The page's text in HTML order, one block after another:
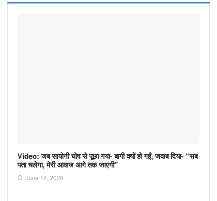
Video: जब सायोनी घोष से पूछा गया- बागी क्यों हो गईं, जवाब दिया- “सब
पता चलेगा, मेरी आवाज आगे तक जाएगी”
June 14, 2026